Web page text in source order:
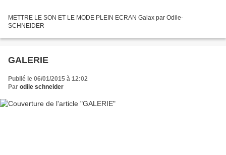
METTRE LE SON ET LE MODE PLEIN ECRAN Galax par Odile-
SCHNEIDER
GALERIE
Publié le 06/01/2015 à 12:02
Par odile schneider